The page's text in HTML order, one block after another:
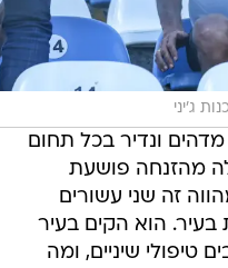
ג'יני
מדהים ונדיר בכל תחום
מהזנחה פושעת
זה שני עשורים
בעיר. הוא הקים בעיר
טיפולי שיניים, ומה